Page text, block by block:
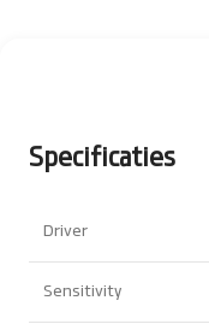
Specificaties
Driver
Sensitivity